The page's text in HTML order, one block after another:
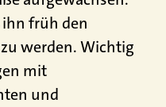
ihn früh den
werden. Wichtig
mit
und